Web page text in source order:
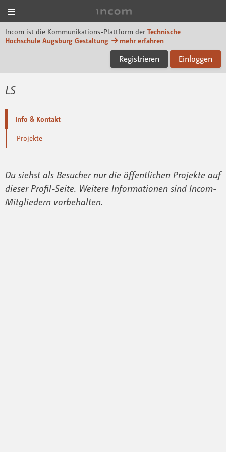
Incom ist die Kommunikations-Plattform der Technische
Hochschule Augsburg Gestaltung
mehr erfahren
Registrieren Einloggen
LS
Info & Kontakt
Projekte
Du siehst als Besucher nur die öffentlichen Projekte auf
dieser Profil-Seite. Weitere Informationen sind Incom-
Mitgliedern vorbehalten.